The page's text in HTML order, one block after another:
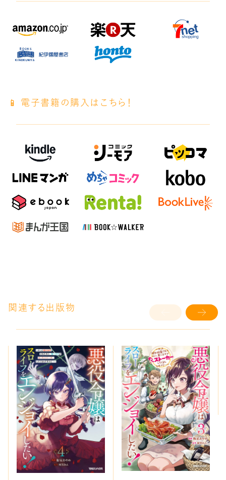
📱 電子書籍の購入はこちら！
関連する出版物